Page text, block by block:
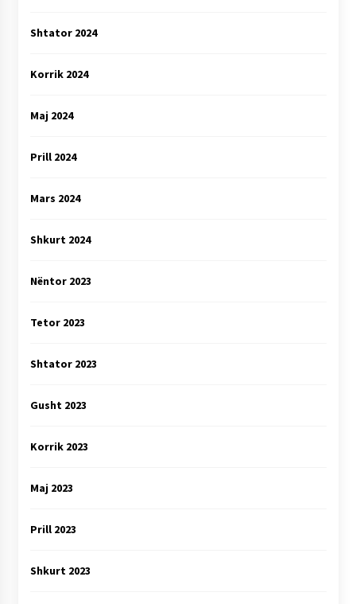
Shtator 2024
Korrik 2024
Maj 2024
Prill 2024
Mars 2024
Shkurt 2024
Nëntor 2023
Tetor 2023
Shtator 2023
Gusht 2023
Korrik 2023
Maj 2023
Prill 2023
Shkurt 2023